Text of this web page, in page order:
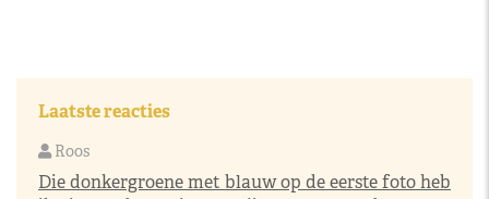
Laatste reacties
Roos
Die donkergroene met blauw op de eerste foto heb